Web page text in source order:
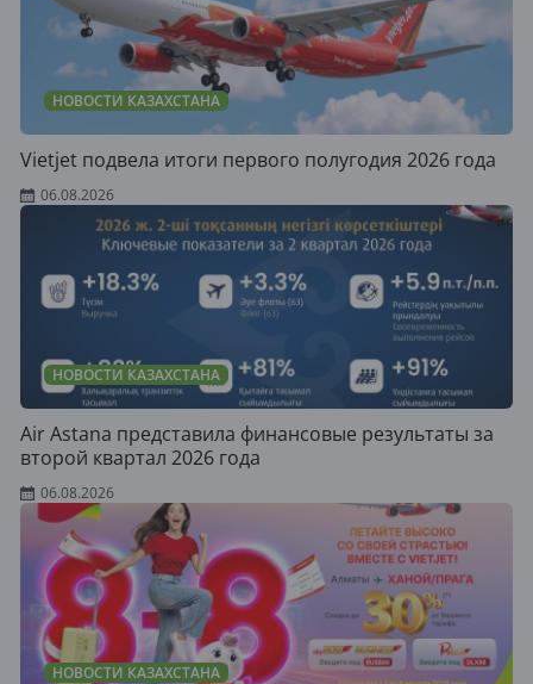
НОВОСТИ КАЗАХСТАНА
Vietjet подвела итоги первого полугодия 2026 года
06.08.2026
НОВОСТИ КАЗАХСТАНА
Air Astana представила финансовые результаты за
второй квартал 2026 года
06.08.2026
НОВОСТИ КАЗАХСТАНА